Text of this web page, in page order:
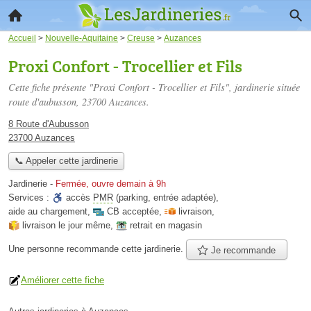
Accueil > Nouvelle-Aquitaine > Creuse > Auzances
Proxi Confort - Trocellier et Fils
Cette fiche présente "Proxi Confort - Trocellier et Fils", jardinerie située
route d'aubusson, 23700 Auzances.
8 Route d'Aubusson
23700 Auzances
📞 Appeler cette jardinerie
Jardinerie - Fermée, ouvre demain à 9h
Services :
accès PMR (parking, entrée adaptée),
aide au chargement, CB acceptée, livraison,
livraison le jour même, retrait en magasin
Une personne recommande cette jardinerie. Je recommande
Améliorer cette fiche